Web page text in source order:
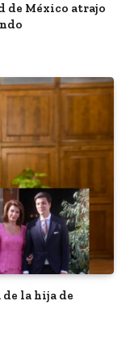
de México atrajo
la hija de